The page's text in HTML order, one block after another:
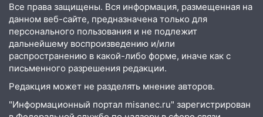
15:47 На улице Радищева сбили
курьера: крупная авария в Ульяновске
15:15 Проводил до квартиры и ограбил:
новый кавалер женщины оказался
рецидивистом
14:26
В Ульяновске ограничат движение
по улице Ефремова
Все права защищены. Вся информация, размещенная на
данном веб-сайте, предназначена только для
персонального пользования и не подлежит
дальнейшему воспроизведению и/или
распространению в какой-либо форме, иначе как с
письменного разрешения редакции.
Редакция может не разделять мнение авторов.
"Информационный портал misanec.ru" зарегистрирован